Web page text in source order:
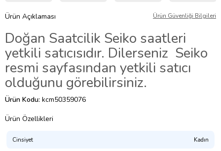
Ürün Açıklaması Ürün Güvenliği Bilgileri
Doğan Saatcilik Seiko saatleri
yetkili satıcısıdır. Dilerseniz Seiko
resmi sayfasından yetkili satıcı
olduğunu görebilirsiniz.
Ürün Kodu: kcm50359076
Ürün Özellikleri
Cinsiyet Kadın